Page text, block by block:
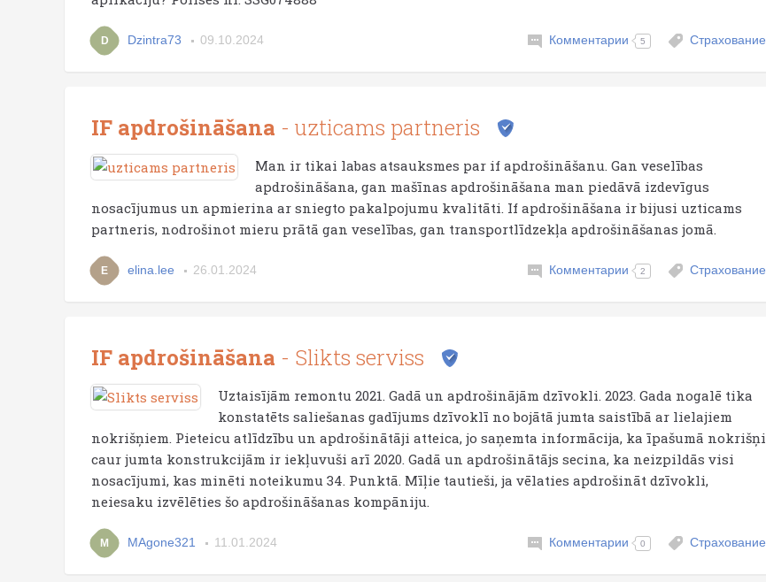
D Dzintra73 09.10.2024 Комментарии 5 Страхование
IF apdrošināšana - uzticams partneris
Man ir tikai labas atsauksmes par if apdrošināšanu. Gan veselības
apdrošināšana, gan mašīnas apdrošināšana man piedāvā izdevīgus
nosacījumus un apmierina ar sniegto pakalpojumu kvalitāti. If apdrošināšana ir bijusi uzticams
partneris, nodrošinot mieru prātā gan veselības, gan transportlīdzekļa apdrošināšanas jomā.
E elina.lee 26.01.2024 Комментарии 2 Страхование
IF apdrošināšana - Slikts serviss
Uztaisījām remontu 2021. Gadā un apdrošinājām dzīvokli. 2023. Gada nogalē tika
konstatēts saliešanas gadījums dzīvoklī no bojātā jumta saistībā ar lielajiem
nokrišņiem. Pieteicu atlīdzību un apdrošinātāji atteica, jo saņemta informācija, ka īpašumā nokrišņi
caur jumta konstrukcijām ir iekļuvuši arī 2020. Gadā un apdrošinātājs secina, ka neizpildās visi
nosacījumi, kas minēti noteikumu 34. Punktā. Mīļie tautieši, ja vēlaties apdrošināt dzīvokli,
neiesaku izvēlēties šo apdrošināšanas kompāniju.
M MAgone321 11.01.2024 Комментарии 0 Страхование